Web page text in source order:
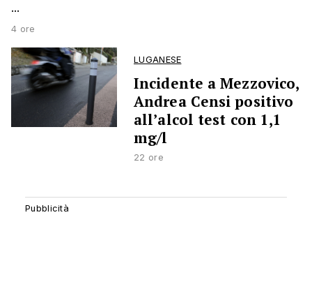
...
4 ore
LUGANESE
Incidente a Mezzovico,
Andrea Censi positivo
all’alcol test con 1,1
mg/l
22 ore